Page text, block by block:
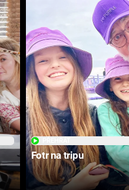
Fotr na tripu